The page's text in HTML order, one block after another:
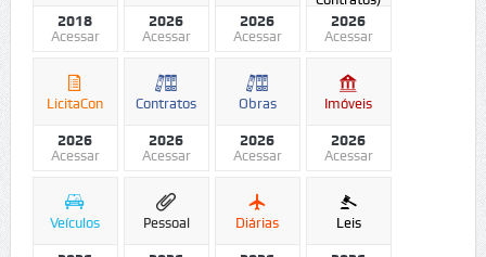
2018
Acessar
2026
Acessar
2026
Acessar
2026
Acessar
LicitaCon
2026
Acessar
Contratos
2026
Acessar
Obras
2026
Acessar
Imóveis
2026
Acessar
Veículos Pessoal Diárias Leis